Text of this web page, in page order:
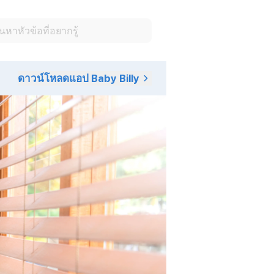
ดาวน์โหลดแอป Baby Billy